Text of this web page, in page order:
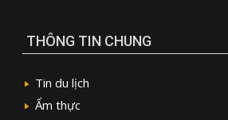
THÔNG TIN CHUNG
Tin du lịch
Ẩm thực